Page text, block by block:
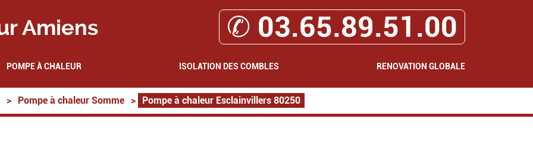
Amiens ✆ 03.65.89.51.00
POMPE À CHALEUR ISOLATION DES COMBLES RENOVATION GLOBALE
> Pompe à chaleur Somme > Pompe à chaleur Esclainvillers 80250